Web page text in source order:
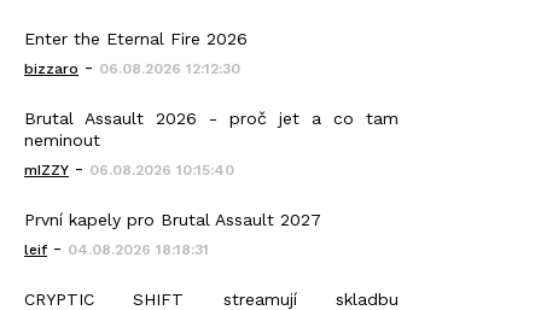
Enter the Eternal Fire 2026
bizzaro - 06.08.2026 12:12:30
Brutal Assault 2026 - proč jet a co tam
neminout
mIZZY - 06.08.2026 10:15:40
První kapely pro Brutal Assault 2027
leif - 04.08.2026 18:18:31
CRYPTIC SHIFT streamují skladbu